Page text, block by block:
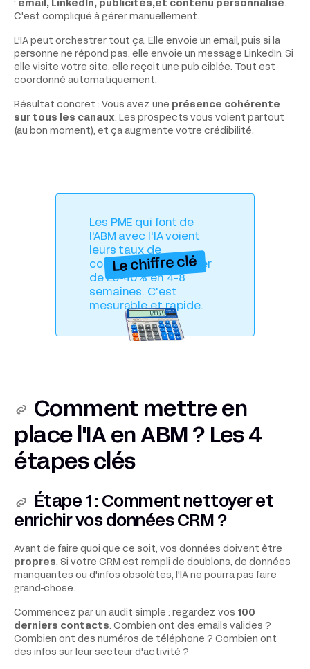
: email, LinkedIn, publicités,et contenu personnalisé.
C'est compliqué à gérer manuellement.
L'IA peut orchestrer tout ça. Elle envoie un email, puis si la
personne ne répond pas, elle envoie un message LinkedIn. Si
elle visite votre site, elle reçoit une pub ciblée. Tout est
coordonné automatiquement.
Résultat concret : Vous avez une présence cohérente
sur tous les canaux. Les prospects vous voient partout
(au bon moment), et ça augmente votre crédibilité.
Les PME qui font de
l'ABM avec l'IA voient
leurs taux de
conversion augmenter
de 25-40% en 4-8
semaines. C'est
mesurable et rapide.
Le chiffre clé
Comment mettre en
place l'IA en ABM ? Les 4
étapes clés
Étape 1 : Comment nettoyer et
enrichir vos données CRM ?
Avant de faire quoi que ce soit, vos données doivent être
propres. Si votre CRM est rempli de doublons, de données
manquantes ou d'infos obsolètes, l'IA ne pourra pas faire
grand-chose.
Commencez par un audit simple : regardez vos 100
derniers contacts. Combien ont des emails valides ?
Combien ont des numéros de téléphone ? Combien ont
des infos sur leur secteur d'activité ?